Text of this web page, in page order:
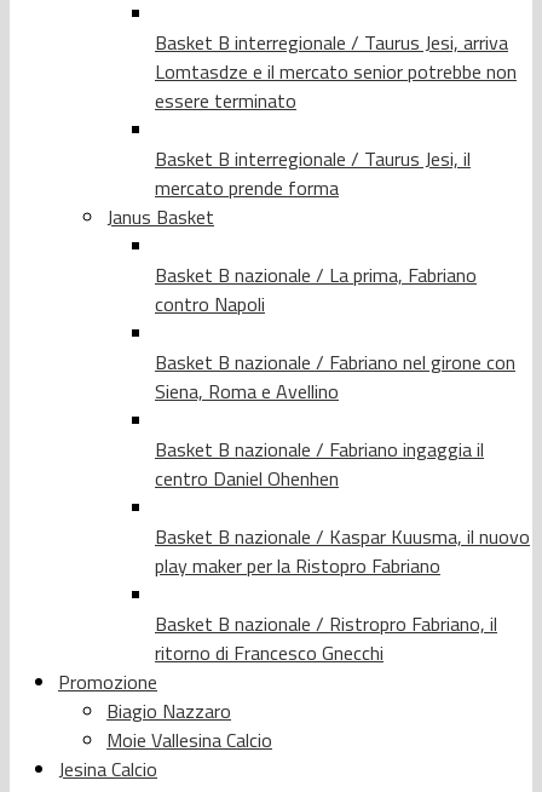
Basket B interregionale / Taurus Jesi, arriva
Lomtasdze e il mercato senior potrebbe non
essere terminato
Basket B interregionale / Taurus Jesi, il
mercato prende forma
Janus Basket
Basket B nazionale / La prima, Fabriano
contro Napoli
Basket B nazionale / Fabriano nel girone con
Siena, Roma e Avellino
Basket B nazionale / Fabriano ingaggia il
centro Daniel Ohenhen
Basket B nazionale / Kaspar Kuusma, il nuovo
play maker per la Ristopro Fabriano
Basket B nazionale / Ristropro Fabriano, il
ritorno di Francesco Gnecchi
Promozione
Biagio Nazzaro
Moie Vallesina Calcio
Jesina Calcio